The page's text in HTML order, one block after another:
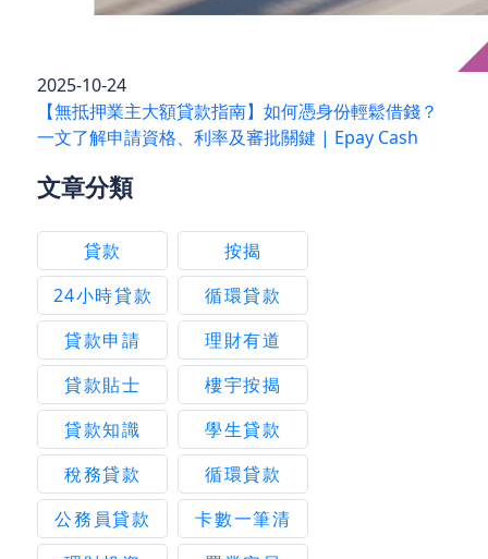
2025-10-24
【無抵押業主大額貸款指南】如何憑身份輕鬆借錢？
一文了解申請資格、利率及審批關鍵 | Epay Cash
文章分類
貸款
按揭
24小時貸款
循環貸款
貸款申請
理財有道
貸款貼士
樓宇按揭
貸款知識
學生貸款
稅務貸款
循環貸款
公務員貸款
卡數一筆清